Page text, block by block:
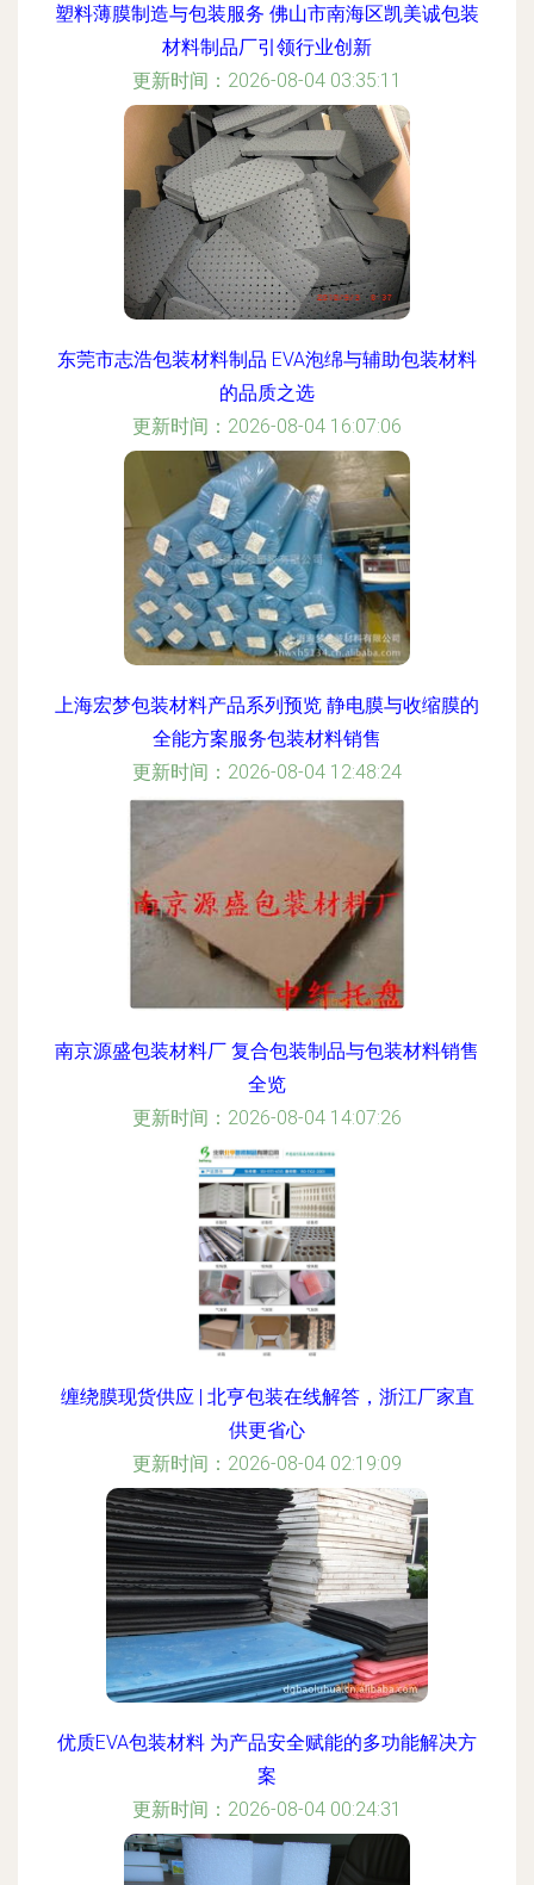
塑料薄膜制造与包装服务 佛山市南海区凯美诚包装
材料制品厂引领行业创新
更新时间：2026-08-04 03:35:11
东莞市志浩包装材料制品 EVA泡绵与辅助包装材料
的品质之选
更新时间：2026-08-04 16:07:06
上海宏梦包装材料产品系列预览 静电膜与收缩膜的
全能方案服务包装材料销售
更新时间：2026-08-04 12:48:24
南京源盛包装材料厂 复合包装制品与包装材料销售
全览
更新时间：2026-08-04 14:07:26
缠绕膜现货供应 | 北亨包装在线解答，浙江厂家直
供更省心
更新时间：2026-08-04 02:19:09
优质EVA包装材料 为产品安全赋能的多功能解决方
案
更新时间：2026-08-04 00:24:31